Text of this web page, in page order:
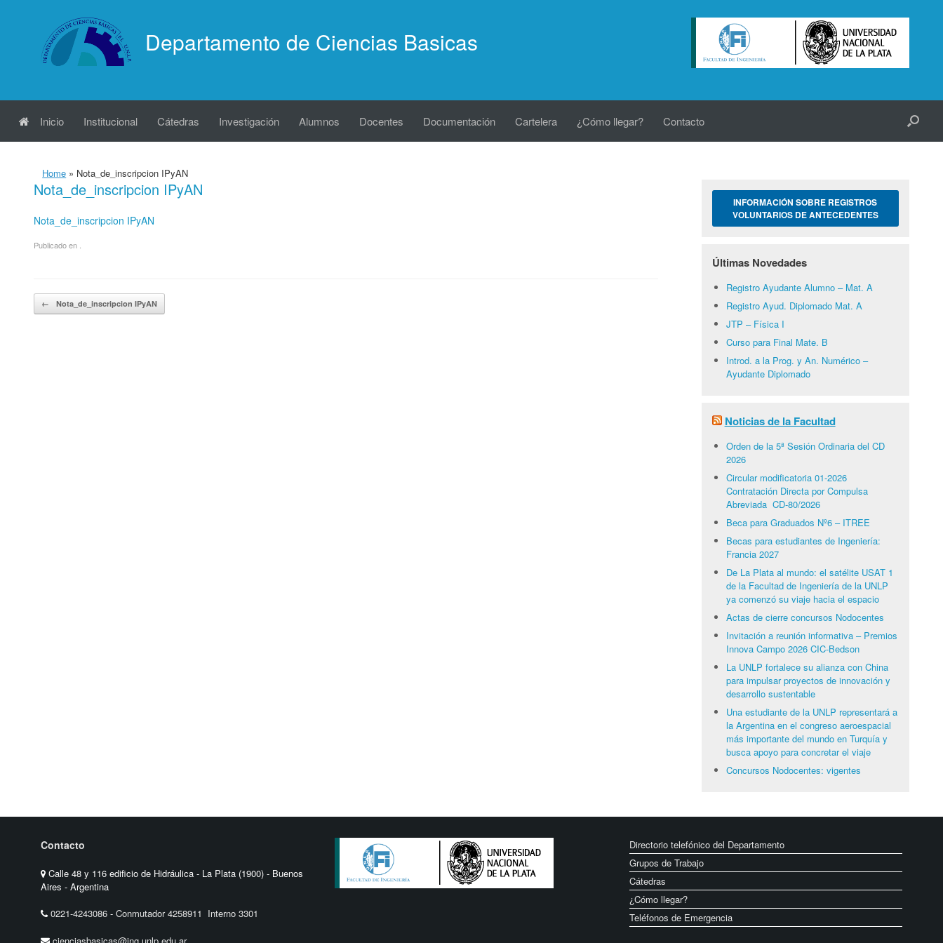
Departamento de Ciencias Basicas
Inicio Institucional Cátedras Investigación Alumnos Docentes Documentación Cartelera ¿Cómo llegar? Contacto
Home » Nota_de_inscripcion IPyAN
Nota_de_inscripcion IPyAN
Nota_de_inscripcion IPyAN
Publicado en .
Navegador de artículos
← Nota_de_inscripcion IPyAN
INFORMACIÓN SOBRE REGISTROS
VOLUNTARIOS DE ANTECEDENTES
Últimas Novedades
Registro Ayudante Alumno – Mat. A
Registro Ayud. Diplomado Mat. A
JTP – Física I
Curso para Final Mate. B
Introd. a la Prog. y An. Numérico –
Ayudante Diplomado
Noticias de la Facultad
Orden de la 5ª Sesión Ordinaria del CD
2026
Circular modificatoria 01-2026
Contratación Directa por Compulsa
Abreviada CD-80/2026
Beca para Graduados Nº6 – ITREE
Becas para estudiantes de Ingeniería:
Francia 2027
De La Plata al mundo: el satélite USAT 1
de la Facultad de Ingeniería de la UNLP
ya comenzó su viaje hacia el espacio
Actas de cierre concursos Nodocentes
Invitación a reunión informativa – Premios
Innova Campo 2026 CIC-Bedson
La UNLP fortalece su alianza con China
para impulsar proyectos de innovación y
desarrollo sustentable
Una estudiante de la UNLP representará a
la Argentina en el congreso aeroespacial
más importante del mundo en Turquía y
busca apoyo para concretar el viaje
Concursos Nodocentes: vigentes
Contacto
Calle 48 y 116 edificio de Hidráulica - La Plata (1900) - Buenos
Aires - Argentina
0221-4243086 -Conmutador 4258911 Interno 3301
Directorio telefónico del Departamento
Grupos de Trabajo
Cátedras
¿Cómo llegar?
Teléfonos de Emergencia